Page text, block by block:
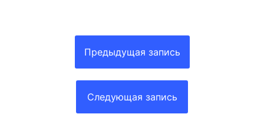
Предыдущая запись
Следующая запись